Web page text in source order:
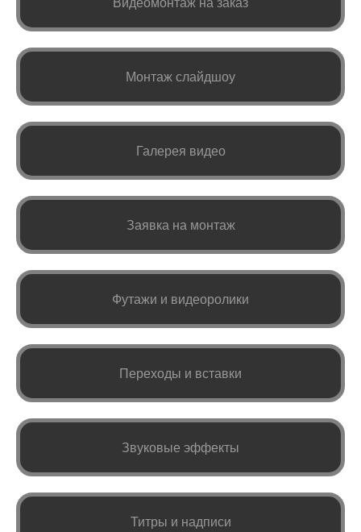
Монтаж слайдшоу
Галерея видео
Заявка на монтаж
Футажи и видеоролики
Переходы и вставки
Звуковые эффекты
Титры и надписи